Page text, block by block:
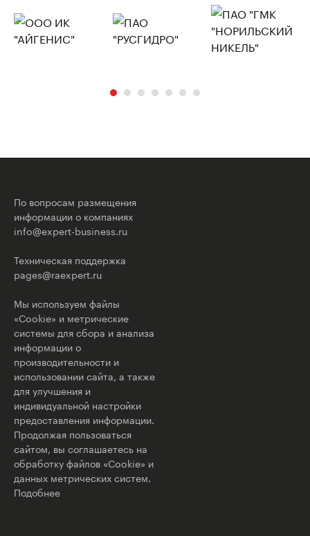
По вопросам размещения
информации о компаниях
info@expert-business.ru
Техническая поддержка
pages@raexpert.ru
Мы используем файлы
«Cookie» и метрические
системы для сбора и анализа
информации о
производительности и
использовании сайта, а также
для улучшения и
индивидуальной настройки
предоставления информации.
Продолжая пользоваться
сайтом, вы соглашаетесь на
обработку файлов «Cookie» и
данных метрических систем.
Подобнее